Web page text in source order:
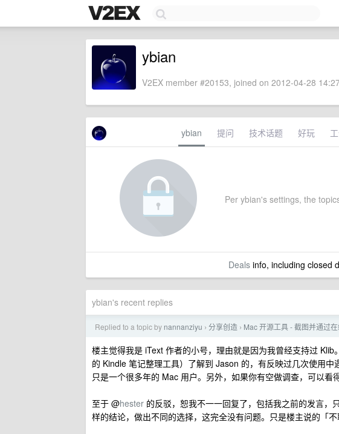
ybian
V2EX member #20153, joined on 2012-04-28
ybian 提问 技术话题 好玩
Per ybian's settings, the
Dealsinfo, including closed
ybian's recent replies
Replied to a topic by nannanziyu › 分享创造 › Mac 开源工具 - 截图并通过
楼主觉得我是 iText 作者的小号，理由就是因为我曾经支持过
的 Kindle 笔记整理工具）了解到 Jason 的，有反映过几次使用
只是一个很多年的 Mac 用户。另外，如果你有空做调查，可以看
至于 @hester 的反驳，恕我不一一回复了，包括我之前的发言
样的结论，做出不同的选择，这完全没有问题。只是楼主说的「